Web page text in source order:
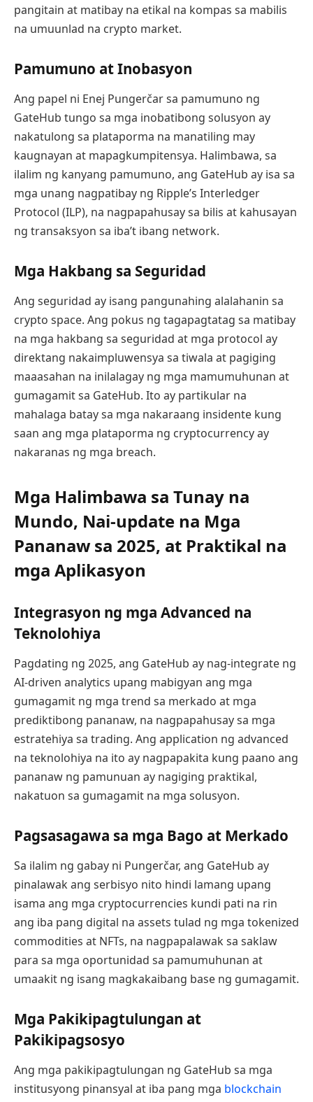
pangitain at matibay na etikal na kompas sa mabilis
na umuunlad na crypto market.
Pamumuno at Inobasyon
Ang papel ni Enej Pungerčar sa pamumuno ng
GateHub tungo sa mga inobatibong solusyon ay
nakatulong sa plataporma na manatiling may
kaugnayan at mapagkumpitensya. Halimbawa, sa
ilalim ng kanyang pamumuno, ang GateHub ay isa sa
mga unang nagpatibay ng Ripple’s Interledger
Protocol (ILP), na nagpapahusay sa bilis at kahusayan
ng transaksyon sa iba’t ibang network.
Mga Hakbang sa Seguridad
Ang seguridad ay isang pangunahing alalahanin sa
crypto space. Ang pokus ng tagapagtatag sa matibay
na mga hakbang sa seguridad at mga protocol ay
direktang nakaimpluwensya sa tiwala at pagiging
maaasahan na inilalagay ng mga mamumuhunan at
gumagamit sa GateHub. Ito ay partikular na
mahalaga batay sa mga nakaraang insidente kung
saan ang mga plataporma ng cryptocurrency ay
nakaranas ng mga breach.
Mga Halimbawa sa Tunay na
Mundo, Nai-update na Mga
Pananaw sa 2025, at Praktikal na
mga Aplikasyon
Integrasyon ng mga Advanced na
Teknolohiya
Pagdating ng 2025, ang GateHub ay nag-integrate ng
AI-driven analytics upang mabigyan ang mga
gumagamit ng mga trend sa merkado at mga
prediktibong pananaw, na nagpapahusay sa mga
estratehiya sa trading. Ang application ng advanced
na teknolohiya na ito ay nagpapakita kung paano ang
pananaw ng pamunuan ay nagiging praktikal,
nakatuon sa gumagamit na mga solusyon.
Pagsasagawa sa mga Bago at Merkado
Sa ilalim ng gabay ni Pungerčar, ang GateHub ay
pinalawak ang serbisyo nito hindi lamang upang
isama ang mga cryptocurrencies kundi pati na rin
ang iba pang digital na assets tulad ng mga tokenized
commodities at NFTs, na nagpapalawak sa saklaw
para sa mga oportunidad sa pamumuhunan at
umaakit ng isang magkakaibang base ng gumagamit.
Mga Pakikipagtulungan at
Pakikipagsosyo
Ang mga pakikipagtulungan ng GateHub sa mga
institusyong pinansyal at iba pang mga blockchain